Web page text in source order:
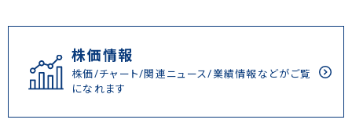
株価情報
株価/チャート/関連ニュース/業績情報などがご覧
になれます